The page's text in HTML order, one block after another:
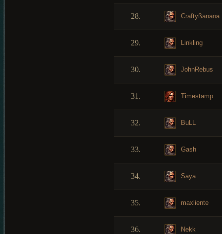
28. Craftyßanana
29. Linkling
30. JohnRebus
31. Timestamp
32. BuLL
33. Gash
34. Saya
35. maxliente
36. Nekk